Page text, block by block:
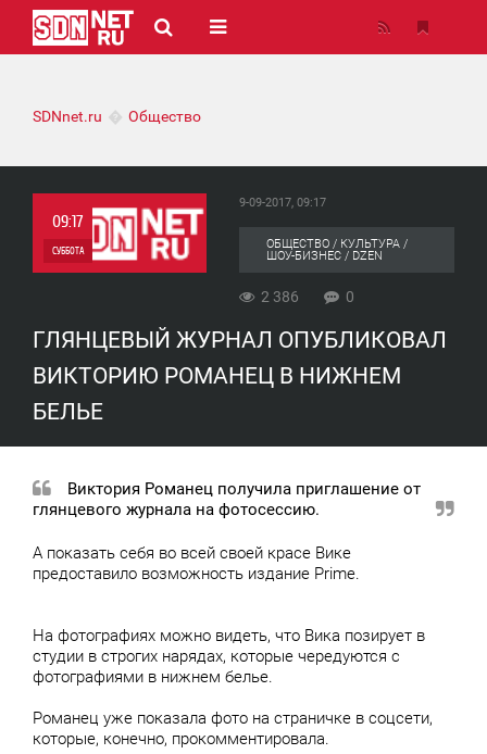
SDNnet.ru Общество
09:17
СУББОТА
2 386
9-09-2017, 09:17
ОБЩЕСТВО / КУЛЬТУРА /
ШОУ-БИЗНЕС / DZEN
2 386 0
ГЛЯНЦЕВЫЙ ЖУРНАЛ ОПУБЛИКОВАЛ
ВИКТОРИЮ РОМАНЕЦ В НИЖНЕМ
БЕЛЬЕ
Виктория Романец получила приглашение от
глянцевого журнала на фотосессию.
А показать себя во всей своей красе Вике
предоставило возможность издание Prime.
На фотографиях можно видеть, что Вика позирует в
студии в строгих нарядах, которые чередуются с
фотографиями в нижнем белье.
Романец уже показала фото на страничке в соцсети,
которые, конечно, прокомментировала.